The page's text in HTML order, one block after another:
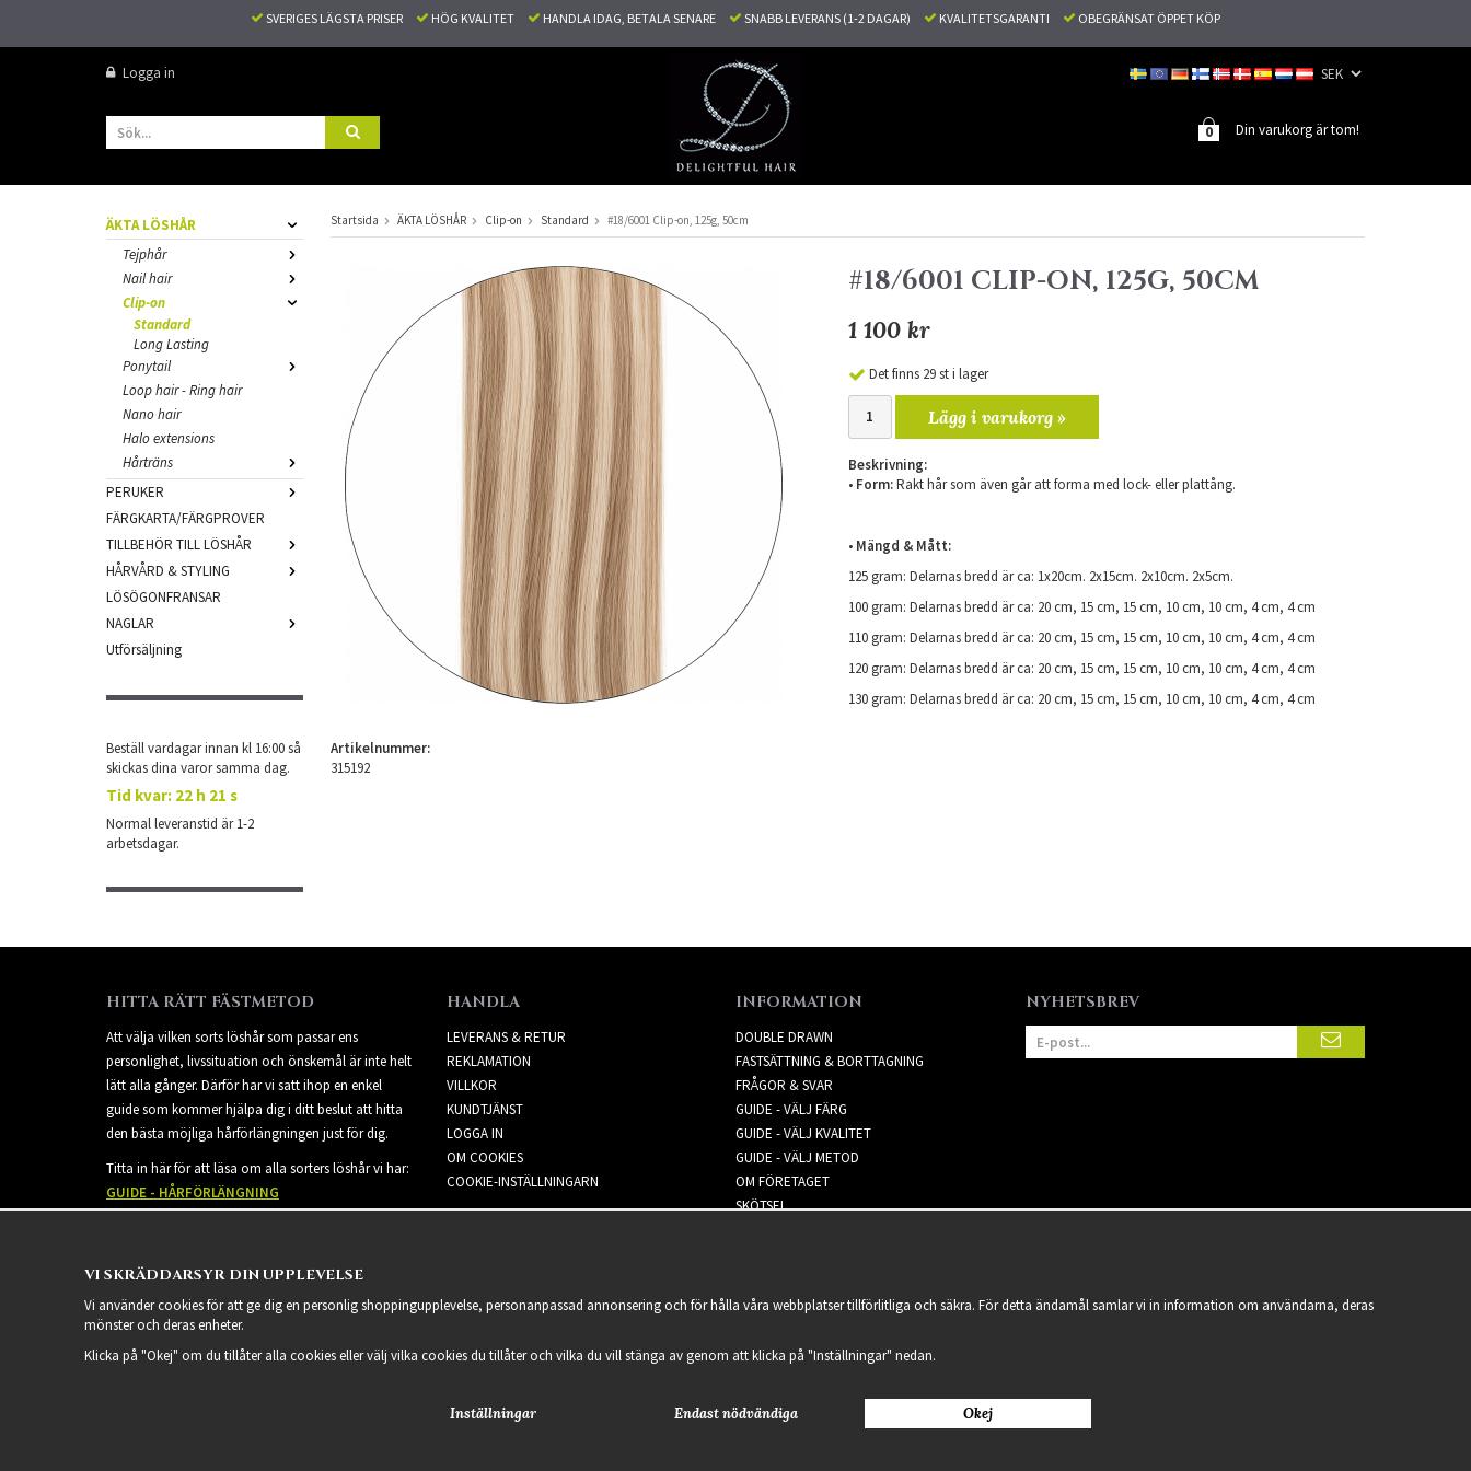
SVERIGES LÄGSTA PRISER HÖG KVALITET HANDLA IDAG, BETALA SENARE SNABB LEVERANS (1-2 DAGAR) KVALITETSGARANTI OBEGRÄNSAT ÖPPET KÖP
Logga in
Din varukorg är tom!
0
ÄKTA LÖSHÅR
Tejphår
Nail hair
Clip-on
Standard
Long Lasting
Ponytail
Loop hair - Ring hair
Nano hair
Halo extensions
Hårträns
PERUKER
FÄRGKARTA/FÄRGPROVER
TILLBEHÖR TILL LÖSHÅR
HÅRVÅRD & STYLING
LÖSÖGONFRANSAR
NAGLAR
Utförsäljning
Beställ vardagar innan kl 16:00 så
skickas dina varor samma dag.
Tid kvar: 22 h 21 s
Normal leveranstid är 1-2
arbetsdagar.
Startsida ÄKTA LÖSHÅR Clip-on Standard #18/6001 Clip-on, 125g, 50cm
#18/6001 CLIP-ON, 125G, 50CM
1 100 kr
Det finns 29 st i lager
Lägg i varukorg »
Beskrivning:
• Form:Rakt hår som även går att forma med lock- eller plattång.
• Mängd & Mått:
125 gram: Delarnas bredd är ca: 1x20cm. 2x15cm. 2x10cm. 2x5cm.
100 gram: Delarnas bredd är ca: 20 cm, 15 cm, 15 cm, 10 cm, 10 cm, 4 cm, 4 cm
110 gram: Delarnas bredd är ca: 20 cm, 15 cm, 15 cm, 10 cm, 10 cm, 4 cm, 4 cm
120 gram: Delarnas bredd är ca: 20 cm, 15 cm, 15 cm, 10 cm, 10 cm, 4 cm, 4 cm
130 gram: Delarnas bredd är ca: 20 cm, 15 cm, 15 cm, 10 cm, 10 cm, 4 cm, 4 cm
Artikelnummer:
315192
HITTA RÄTT FÄSTMETOD
Att välja vilken sorts löshår som passar ens
personlighet, livssituation och önskemål är inte helt
lätt alla gånger. Därför har vi satt ihop en enkel
guide som kommer hjälpa dig i ditt beslut att hitta
den bästa möjliga hårförlängningen just för dig.
Titta in här för att läsa om alla sorters löshår vi har:
GUIDE - HÅRFÖRLÄNGNING
HANDLA
LEVERANS & RETUR
REKLAMATION
VILLKOR
KUNDTJÄNST
LOGGA IN
OM COOKIES
COOKIE-INSTÄLLNINGARN
INFORMATION
DOUBLE DRAWN
FASTSÄTTNING & BORTTAGNING
FRÅGOR & SVAR
GUIDE - VÄLJ FÄRG
GUIDE - VÄLJ KVALITET
GUIDE - VÄLJ METOD
OM FÖRETAGET
SKÖTSEL
NYHETSBREV
2021 Delightful Hair
VI SKRÄDDARSYR DIN UPPLEVELSE
Vi använder cookies för att ge dig en personlig shoppingupplevelse, personanpassad annonsering och för hålla våra webbplatser tillförlitliga och säkra. För detta ändamål samlar vi in information om användarna, deras
mönster och deras enheter.
Klicka på "Okej" om du tillåter alla cookies eller välj vilka cookies du tillåter och vilka du vill stänga av genom att klicka på "Inställningar" nedan.
Inställningar Endast nödvändiga Okej